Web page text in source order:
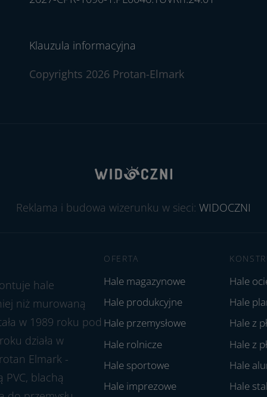
Klauzula informacyjna
Copyrights 2026 Protan-Elmark
Reklama i budowa wizerunku w sieci: WIDOCZNI
hale
niż murowaną
w 1989 roku pod
działa w
Elmark -
blachą
OFERTA
Hale magazynowe
Hale produkcyjne
Hale przemysłowe
Hale rolnicze
Hale sportowe
Hale imprezowe
Hale
Hale
Hale z
Hale z
Hale
Hale